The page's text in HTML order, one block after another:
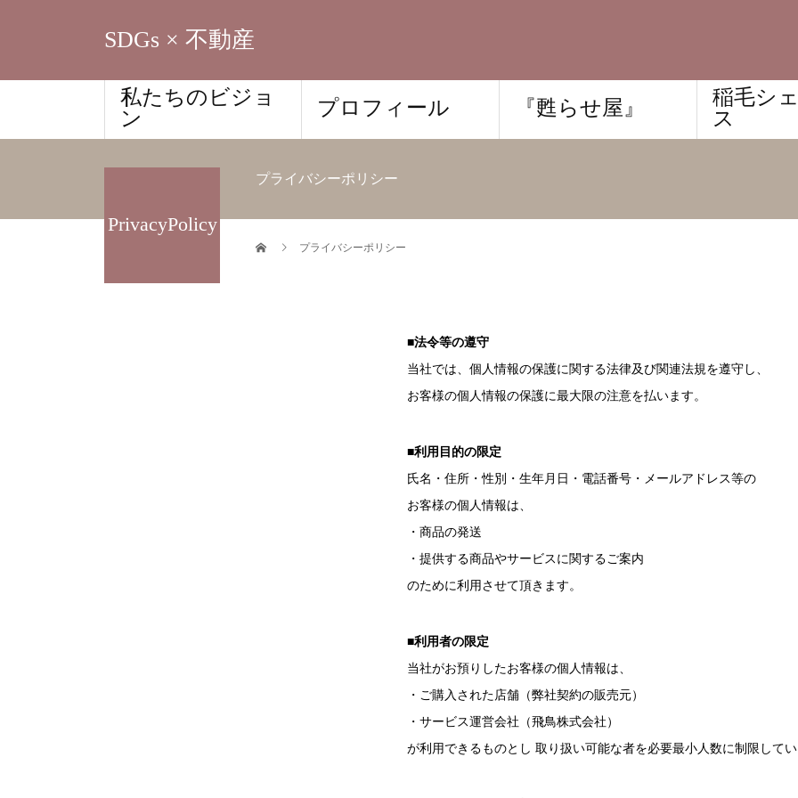
SDGs × 不動産
私たちのビジョ
ン
プロフィール 『甦らせ屋』
稲毛シ
ス
PrivacyPolicy
プライバシーポリシー
プライバシーポリシー
■法令等の遵守
当社では、個人情報の保護に関する法律及び関連法規を遵守し、
お客様の個人情報の保護に最大限の注意を払います。
■利用目的の限定
氏名・住所・性別・生年月日・電話番号・メールアドレス等の
お客様の個人情報は、
・商品の発送
・提供する商品やサービスに関するご案内
のために利用させて頂きます。
■利用者の限定
当社がお預りしたお客様の個人情報は、
・ご購入された店舗（弊社契約の販売元）
・サービス運営会社（飛鳥株式会社）
が利用できるものとし 取り扱い可能な者を必要最小人数に制限して